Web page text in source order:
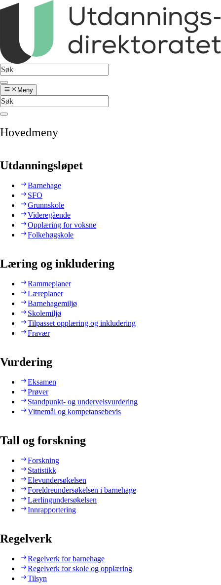
Meny
Hovedmeny
Utdanningsløpet
Barnehage
SFO
Grunnskole
Videregående
Opplæring for voksne
Folkehøgskole
Læring og inkludering
Rammeplaner
Læreplaner
Barnehagemiljø
Skolemiljø
Tilpasset opplæring og inkludering
Fravær
Vurdering
Eksamen
Prøver
Standpunkt- og underveisvurdering
Vitnemål og kompetansebevis
Tall og forskning
Forskning
Statistikk
Elevundersøkelsen
Foreldreundersøkelsen i barnehage
Lærlingundersøkelsen
Innrapportering
Regelverk
Regelverk for barnehage
Regelverk for skole og opplæring
Tilsyn